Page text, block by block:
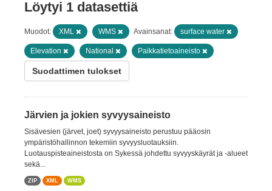
Löytyi 1 datasettiä
Muodot: XML WMS Avainsanat: surface water
Elevation National Paikkatietoaineisto
Suodattimen tulokset
Järvien ja jokien syvyysaineisto
Sisävesien (järvet, joet) syvyysaineisto perustuu pääosin
ympäristöhallinnon tekemiin syvyysluotauksiin.
Luotauspisteaineistosta on Sykessä johdettu syvyyskäyrät ja -alueet
sekä...
ZIP XML WMS